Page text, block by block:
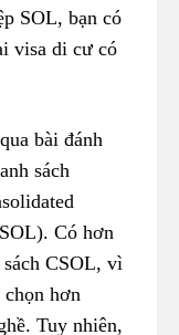
SOL, bạn có
visa di cư có
bài đánh
sách
Có hơn
sách CSOL, vì
chọn hơn
Tuy nhiên,